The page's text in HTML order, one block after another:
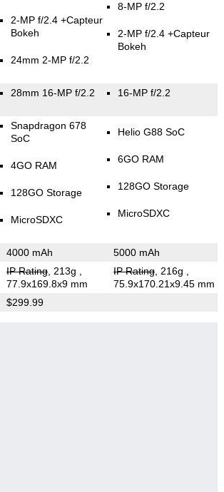
2-MP f/2.4 +Capteur
Bokeh
24mm 2-MP f/2.2
8-MP f/2.2
2-MP f/2.4 +Capteur
Bokeh
28mm 16-MP f/2.2 16-MP f/2.2
Snapdragon 678
SoC
4GO RAM
128GO Storage
MicroSDXC
Helio G88 SoC
6GO RAM
128GO Storage
MicroSDXC
4000 mAh 5000 mAh
IP Rating, 213g
77.9x169.8x9 mm
IP Rating, 216g
75.9x170.21x9.45 mm
$299.99